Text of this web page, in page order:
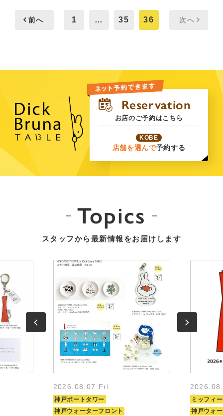
前へ 1 … 35 36 次へ
お店のご予約はこちら
KOBE
店舗を選んで予約する
Topics
スタッフから最新情報をお届けします
2026.08.07 Fri
神戸ポートタワー
神戸ウォーターフロント
ミッフィー
神戸ウォ